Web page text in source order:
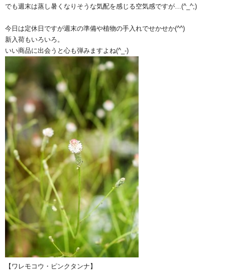
でも週末は蒸し暑くなりそうな気配を感じる空気感ですが…(^_^;)
今日は定休日ですが週末の準備や植物の手入れでせかせか(^^)
新入荷もいろいろ。
いい商品に出会うと心も弾みますよね(^_-)
【ワレモコウ・ピンクタンナ】